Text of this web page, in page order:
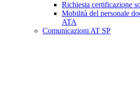
Richiesta certificazione
Mobilità del personale
ATA
Comunicazioni AT SP